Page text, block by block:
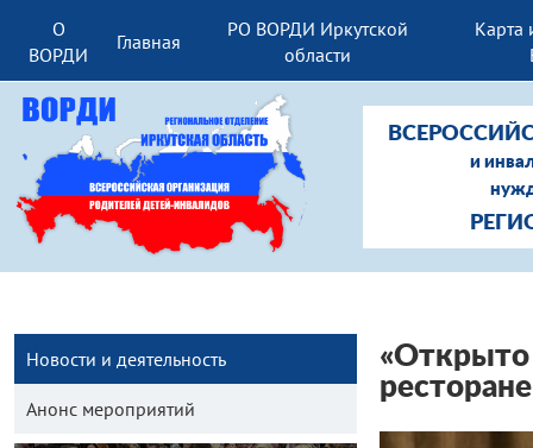
О
ВОРДИ
Главная
РО ВОРДИ Иркутской
области
Карта
и
Новости и деятельность
Анонс мероприятий
«Открыто